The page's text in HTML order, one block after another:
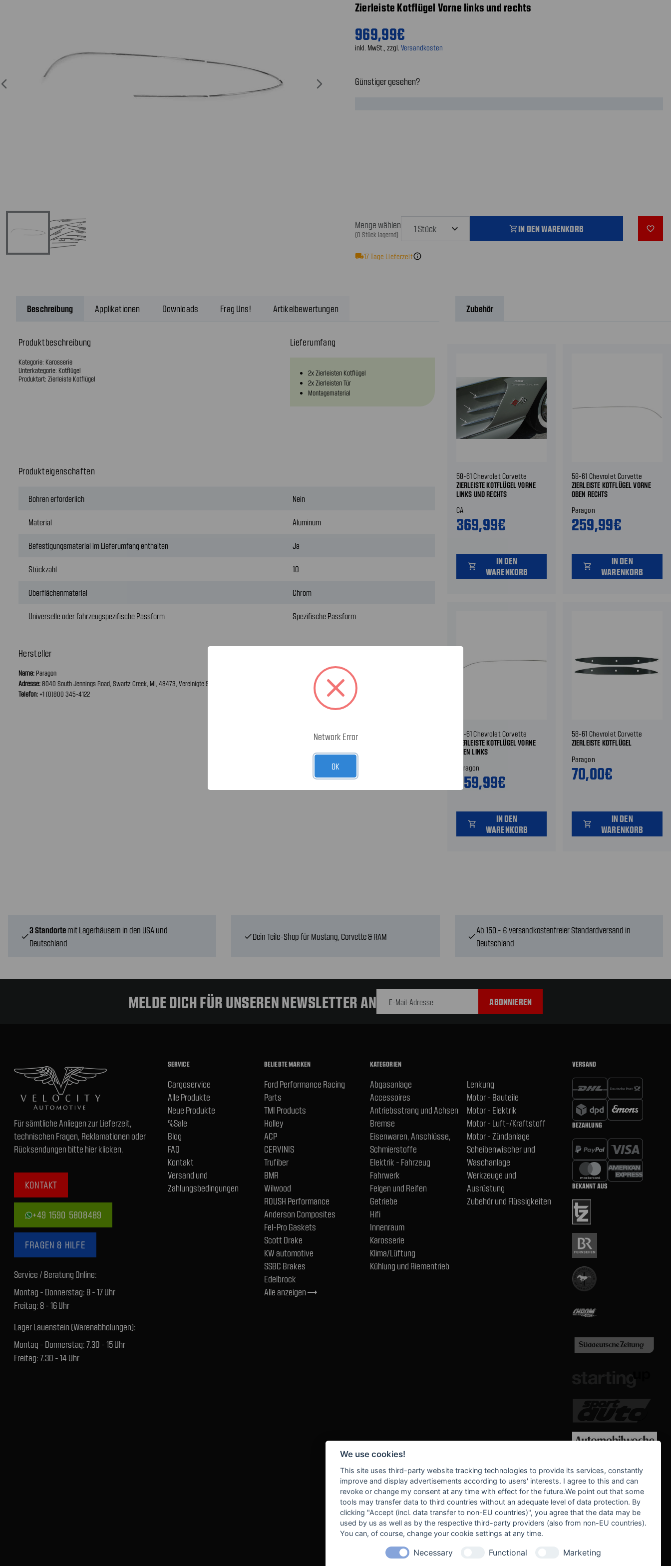
Zierleiste Kotflügel Vorne links und rechts
969,99€
inkl. MwSt., zzgl. Versandkosten
Günstiger gesehen?
Menge wählen
(0 Stück lagernd)
shopping_cartIN DEN WARENKORB favorite_outline
local_shipping17Tage Lieferzeitinfo
Beschreibung Applikationen Downloads Frag Uns! Artikelbewertungen
Produktbeschreibung
Kategorie: Karosserie
Unterkategorie: Kotflügel
Produktart: Zierleiste Kotflügel
Lieferumfang
2x Zierleisten Kotflügel
2x Zierleisten Tür
Montagematerial
Produkteigenschaften
Bohren erforderlich Nein
Material Aluminum
Befestigungsmaterial im Lieferumfang enthalten Ja
Stückzahl 10
Oberflächenmaterial Chrom
Universelle oder fahrzeugspezifische Passform Spezifische Passform
Hersteller
Name: Paragon
Adresse:8040 South Jennings Road, Swartz Creek, MI, 48473, Vereinigte Staaten von Amerika
Telefon: +1 (0)800 345-4122
Zubehör
58-61 Chevrolet Corvette
ZIERLEISTE KOTFLÜGEL VORNE
LINKS UND RECHTS
CA
369,99€
shopping_cart
IN DEN
WARENKORB
58-61 Chevrolet Corvette
ZIERLEISTE KOTFLÜGEL VORNE
OBEN RECHTS
Paragon
259,99€
shopping_cart
IN DEN
WARENKORB
58-61 Chevrolet Corvette
ZIERLEISTE KOTFLÜGEL VORNE
OBEN LINKS
Paragon
259,99€
shopping_cart
IN DEN
WARENKORB
58-61 Chevrolet Corvette
ZIERLEISTE KOTFLÜGEL
Paragon
70,00€
shopping_cart
IN DEN
WARENKORB
check
3 Standorte mit Lagerhäusern in den USA und
Deutschland
checkDein Teile-Shop für Mustang, Corvette & RAM check
Ab 150,- € versandkostenfreier Standardversand in
Deutschland
MELDE DICH FÜR UNSEREN NEWSLETTER AN
Für sämtliche Anliegen zur Lieferzeit,
technischen Fragen, Reklamationen oder
Rücksendungen bitte hier klicken.
KONTAKT
+49 1590 5808489
FRAGEN & HILFE
Service / Beratung Online:
Montag - Donnerstag: 8 - 17 Uhr
Freitag: 8 - 16 Uhr
Lager Lauenstein (Warenabholungen):
Montag - Donnerstag: 7.30 - 15 Uhr
Freitag: 7.30 - 14 Uhr
SERVICE
Cargoservice
Alle Produkte
Neue Produkte
%Sale
Blog
FAQ
Kontakt
Versand und
Zahlungsbedingungen
BELIEBTE MARKEN
Ford Performance Racing
Parts
TMI Products
Holley
ACP
CERVINIS
Trufiber
BMR
Wilwood
ROUSH Performance
Anderson Composites
Fel-Pro Gaskets
Scott Drake
KW automotive
SSBC Brakes
Edelbrock
Alle anzeigentrending_flat
KATEGORIEN
Abgasanlage
Accessoires
Antriebsstrang und Achsen
Bremse
Eisenwaren, Anschlüsse,
Schmierstoffe
Elektrik - Fahrzeug
Fahrwerk
Felgen und Reifen
Getriebe
Hifi
Innenraum
Karosserie
Klima/Lüftung
Kühlung und Riementrieb
Lenkung
Motor - Bauteile
Motor - Elektrik
Motor - Luft-/Kraftstoff
Motor - Zündanlage
Scheibenwischer und
Waschanlage
Werkzeuge und
Ausrüstung
Zubehör und Flüssigkeiten
VERSAND
BEZAHLUNG
BEKANNT AUS
WE SUPPORT
Network Error
OK
We use cookies!
This site uses third-party website tracking technologies to provide its services, constantly
improve and display advertisements according to users' interests. I agree to this and can
revoke or change my consent at any time with effect for the future.We point out that some
tools may transfer data to third countries without an adequate level of data protection. By
clicking "Accept (incl. data transfer to non-EU countries)", you agree that the data may be
used by us as well as by the respective third-party providers (also from non-EU countries).
You can, of course, change your cookie settings at any time.
Necessary Functional Marketing